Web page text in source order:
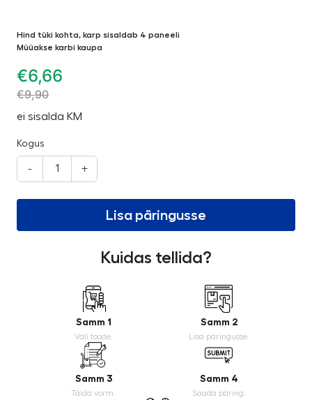
Hind tüki kohta, karp sisaldab 4 paneeli
Müüakse karbi kaupa
€6,66
€9,90
ei sisalda KM
Kogus
- +
Lisa päringusse
Kuidas tellida?
Samm 1
Vali toode.
Samm 2
Lisa päringusse.
Samm 3
Täida vorm.
Samm 4
Saada päring.